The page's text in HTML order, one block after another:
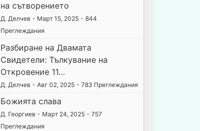
на сътворението
Д. Делчев • Март 15, 2025 • 844
Преглеждания
Разбиране на Двамата
Свидетели: Тълкувание на
Откровение 11…
Д. Делчев • Авг 02, 2025 • 783 Преглеждания
Божията слава
Д. Георгиев • Март 24, 2025 • 757
Преглеждания